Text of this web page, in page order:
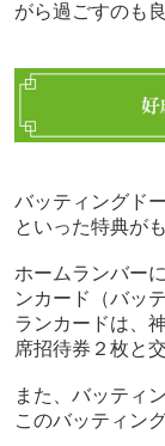
がら過ごすのも
バッティングド
といった特典が
ホームランバー
ンカード（バッ
ランカードは、
席招待券２枚と
また、バッティ
このバッティン